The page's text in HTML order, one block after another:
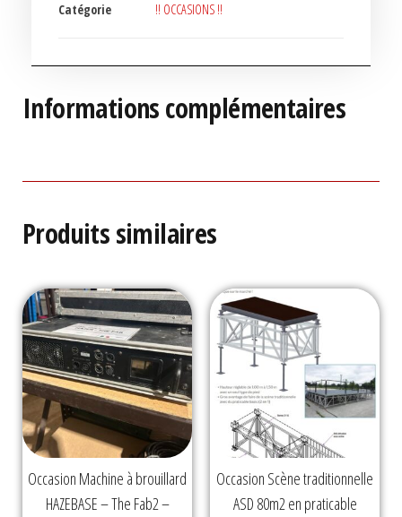
Catégorie !! OCCASIONS !!
Informations complémentaires
Produits similaires
Occasion Machine à brouillard
HAZEBASE – The Fab2 –
Occasion Scène traditionnelle
ASD 80m2 en praticable